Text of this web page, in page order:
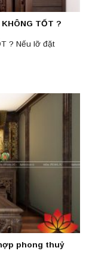
TỐT ?
? Nếu lỡ đặt
phong thuỷ